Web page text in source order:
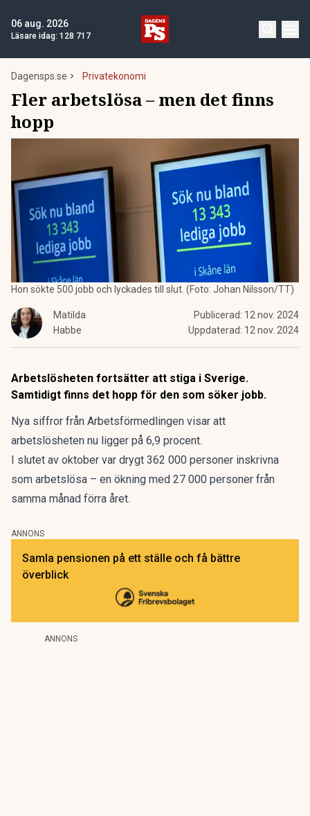
06 aug. 2026
Läsare idag: 128 717
Dagensps.se Privatekonomi
Fler arbetslösa – men det finns
hopp
Hon sökte 500 jobb och lyckades till slut. (Foto: Johan Nilsson/TT)
Matilda
Habbe
Publicerad: 12 nov. 2024
Uppdaterad: 12 nov. 2024
Arbetslösheten fortsätter att stiga i Sverige.
Samtidigt finns det hopp för den som söker jobb.
Nya siffror från Arbetsförmedlingen visar att
arbetslösheten nu ligger på 6,9 procent.
I slutet av oktober var drygt 362 000 personer inskrivna
som arbetslösa – en ökning med 27 000 personer från
samma månad förra året.
ANNONS
Samla pensionen på ett ställe och få bättre
överblick
ANNONS